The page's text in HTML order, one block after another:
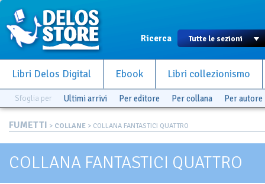
Ricerca
Libri Delos Digital Ebook Libri collezionismo
Sfoglia per Ultimi arrivi Per editore Per collana Per autore
FUMETTI > COLLANE > COLLANA FANTASTICI QUATTRO
COLLANA FANTASTICI QUATTRO